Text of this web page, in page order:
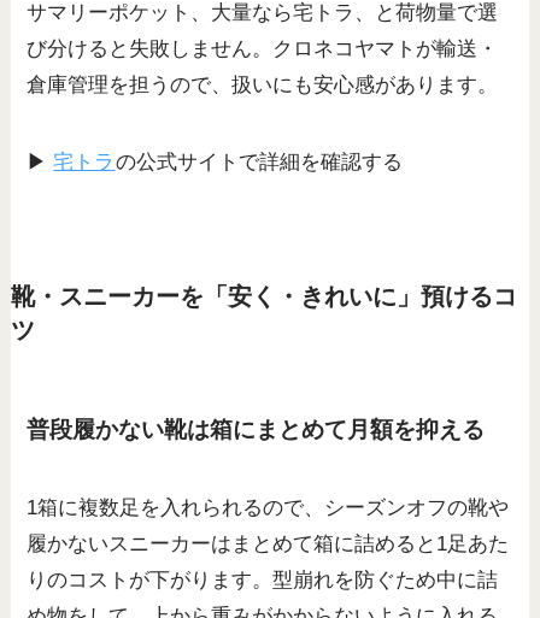
サマリーポケット、大量なら宅トラ、と荷物量で選
び分けると失敗しません。クロネコヤマトが輸送・
倉庫管理を担うので、扱いにも安心感があります。
▶宅トラ の公式サイトで詳細を確認する
靴・スニーカーを「安く・きれいに」預けるコ
ツ
普段履かない靴は箱にまとめて月額を抑える
1箱に複数足を入れられるので、シーズンオフの靴や
履かないスニーカーはまとめて箱に詰めると1足あた
りのコストが下がります。型崩れを防ぐため中に詰